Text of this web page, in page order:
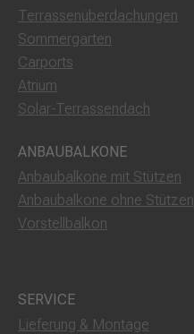
Terrassenüberdachungen
Sommergarten
Carports
Atrium
Solar-Terrassendach
ANBAUBALKONE
Anbaubalkone mit Stützen
Anbaubalkone ohne Stützen
Vorstellbalkon
SERVICE
Lieferung & Montage